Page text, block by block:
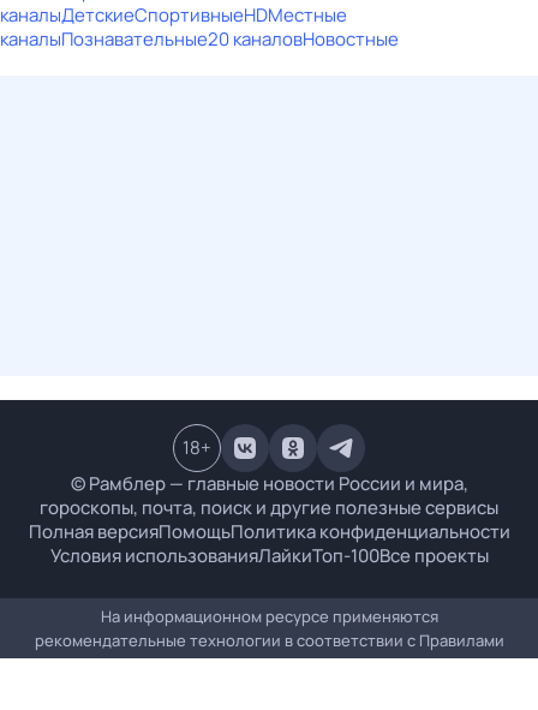
каналыДетскиеСпортивныеHDМестные
каналыПознавательные20 каналовНовостные
© Рамблер — главные новости России и мира,
гороскопы, почта, поиск и другие полезные сервисы
Полная версияПомощьПолитика конфиденциальности
Условия использованияЛайкиТоп-100Все проекты
18+
На информационном ресурсе применяются
рекомендательные технологии в соответствии с Правилами